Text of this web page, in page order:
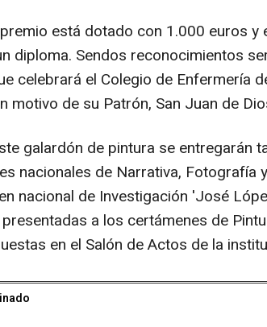
está dotado con 1.000 euros y
diploma. Sendos reconocimientos
celebrará el Colegio de Enfermería
motivo de su Patrón, San Juan de
galardón de pintura se entregarán
nacionales de Narrativa, Fotografía
nacional de Investigación 'José
a los certámenes de
en el Salón de Actos de la